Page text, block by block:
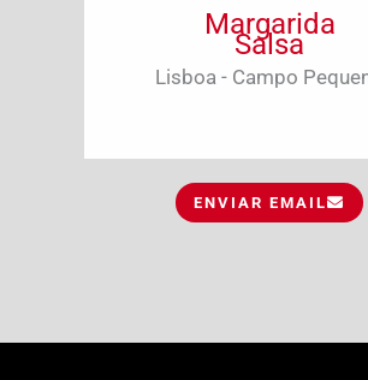
Margarida
Salsa
Lisboa - Campo
ENVIAR EMAIL